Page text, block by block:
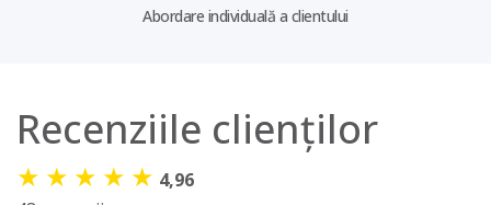
Abordare individuală a clientului
Recenziile clienților
★ ★ ★ ★ ★ 4,96